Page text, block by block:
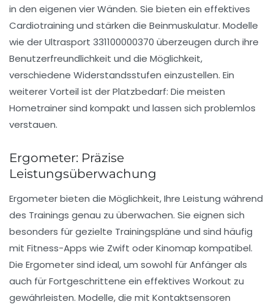
in den eigenen vier Wänden. Sie bieten ein effektives
Cardiotraining und stärken die Beinmuskulatur. Modelle
wie der Ultrasport 331100000370 überzeugen durch ihre
Benutzerfreundlichkeit und die Möglichkeit,
verschiedene Widerstandsstufen einzustellen. Ein
weiterer Vorteil ist der Platzbedarf: Die meisten
Hometrainer sind kompakt und lassen sich problemlos
verstauen.
Ergometer: Präzise
Leistungsüberwachung
Ergometerbieten die Möglichkeit, Ihre Leistung während
des Trainings genau zu überwachen. Sie eignen sich
besonders für gezielte Trainingspläne und sind häufig
mit Fitness-Apps wie Zwift oder Kinomap kompatibel.
Die Ergometer sind ideal, um sowohl für Anfänger als
auch für Fortgeschrittene ein effektives Workout zu
gewährleisten. Modelle, die mit Kontaktsensoren